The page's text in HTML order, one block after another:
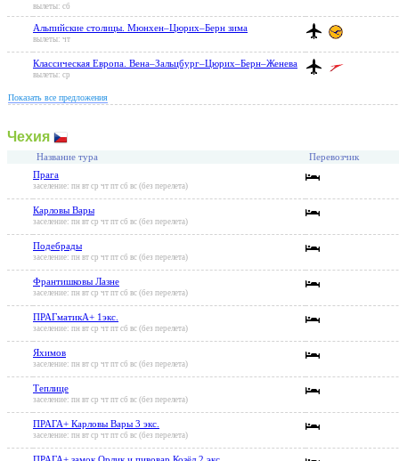
вылеты: сб
Альпийские столицы. Мюнхен–Цюрих–Берн зима
вылеты: чт
Классическая Европа. Вена–Зальцбург–Цюрих–Берн–Женева
вылеты: ср
Показать все предложения
Чехия
Название тура Перевозчик
Прага
заселение: пн вт ср чт пт сб вс (без перелета)
Карловы Вары
заселение: пн вт ср чт пт сб вс (без перелета)
Подебрады
заселение: пн вт ср чт пт сб вс (без перелета)
Франтишковы Лазне
заселение: пн вт ср чт пт сб вс (без перелета)
ПРАГматикА+ 1экс.
заселение: пн вт ср чт пт сб вс (без перелета)
Яхимов
заселение: пн вт ср чт пт сб вс (без перелета)
Теплице
заселение: пн вт ср чт пт сб вс (без перелета)
ПРАГА+ Карловы Вары 3 экс.
заселение: пн вт ср чт пт сб вс (без перелета)